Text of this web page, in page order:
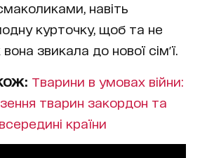
навіть
курточку, щоб та не
звикала до нової сім'ї.
Тварини в умовах війни:
тварин закордон та
країни